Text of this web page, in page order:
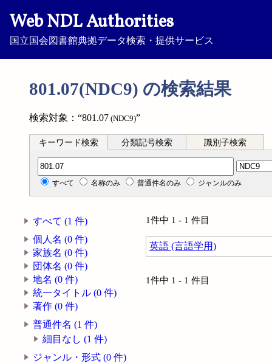
Web NDL Authorities
国立国会図書館典拠データ検索・提供サービス
801.07(NDC9) の検索結果
検索対象：“801.07 (NDC9)”
キーワード検索 分類記号検索 識別子検索
分類記号検索
すべて 名称のみ 普通件名のみ ジャンルのみ
すべて (1 件)
個人名 (0 件)
家族名 (0 件)
団体名 (0 件)
地名 (0 件)
統一タイトル (0 件)
著作 (0 件)
普通件名 (1 件)
細目なし (1 件)
ジャンル・形式 (0 件)
1件中 1 - 1 件目
英語 (言語学用)
1件中 1 - 1 件目